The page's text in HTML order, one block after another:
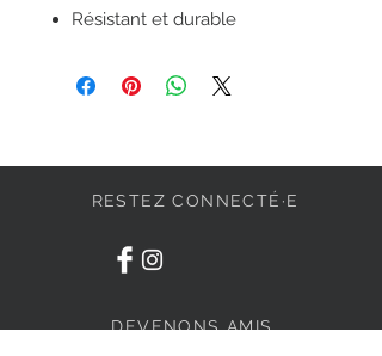
Résistant et durable
RESTEZ CONNECTÉ·E
DEVENONS AMIS